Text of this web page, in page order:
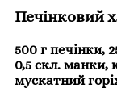
Печінковий
500 г печінки,
0,5 скл. манки,
мускатний